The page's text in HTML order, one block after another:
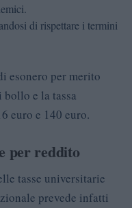
di rispettare i termini
esonero per merito
bollo e la tassa
euro e 140 euro.
per reddito
tasse universitarie
prevede infatti